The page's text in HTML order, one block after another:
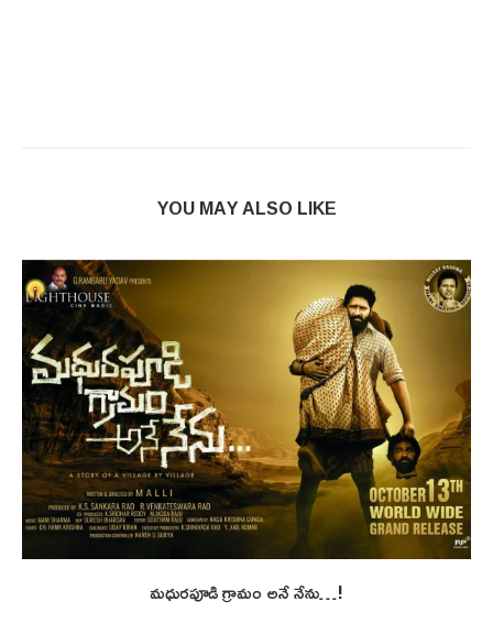
YOU MAY ALSO LIKE
మధురపూడి గ్రామం అనే నేను…!